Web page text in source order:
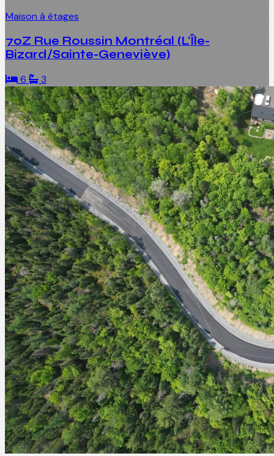
Maison à étages
70Z Rue Roussin Montréal (L'Île-
Bizard/Sainte-Geneviève)
6 3